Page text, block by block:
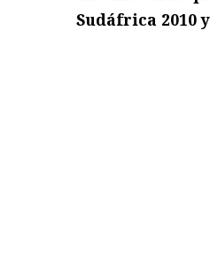
Sudáfrica 2010